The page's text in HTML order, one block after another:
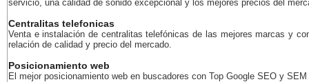
servicio, una calidad de sonido excepcional y los mejores precios del
Centralitas telefonicas
Venta e instalación de centralitas telefónicas de las mejores marcas y
relación de calidad y precio del mercado.
Posicionamiento web
El mejor posicionamiento web en buscadores con Top Google SEO y SEM